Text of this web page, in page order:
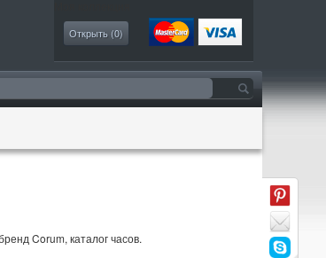
Открыть (0)
Corum, каталог часов.